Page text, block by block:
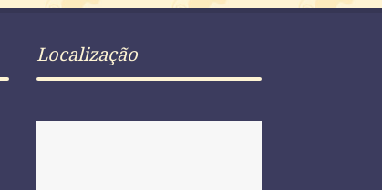
Localização